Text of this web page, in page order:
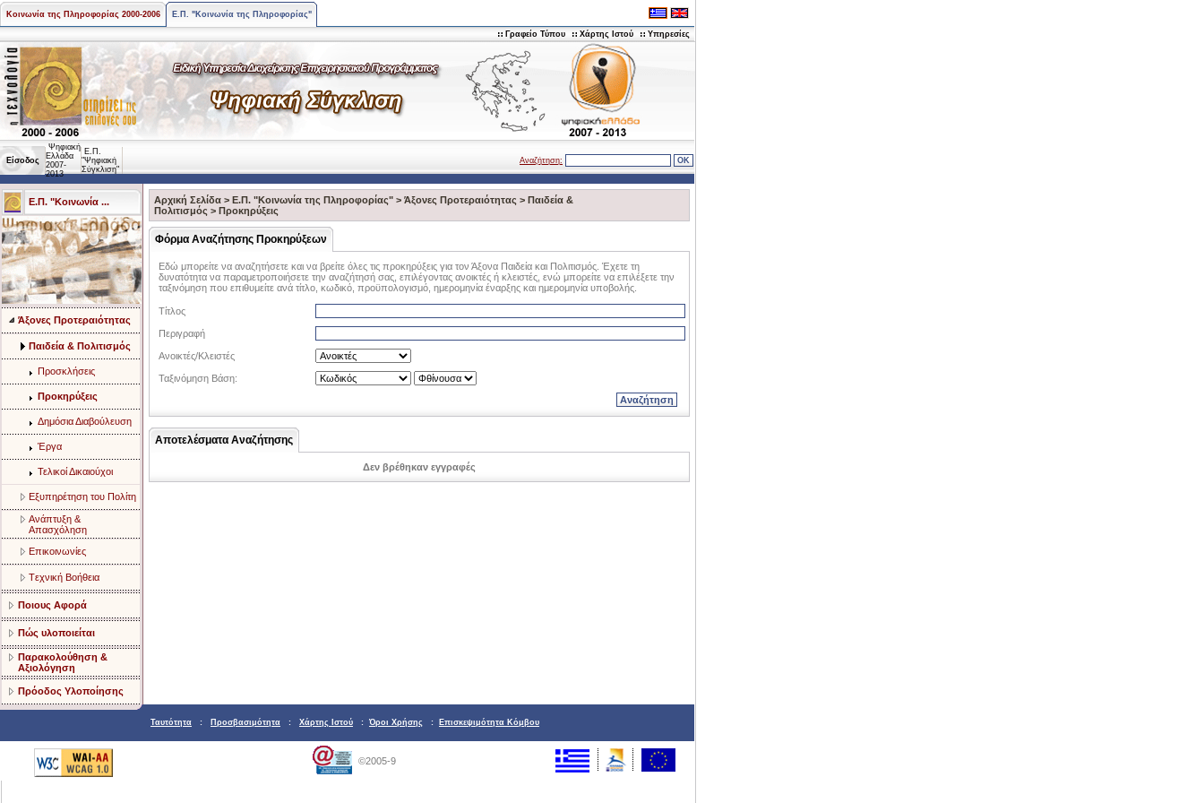
Κοινωνία της Πληροφορίας 2000-2006 Ε.Π. "Κοινωνία της Πληροφορίας"
Γραφείο Τύπου Χάρτης Ιστού Υπηρεσίες
Είσοδος
Ψηφιακή
Ελλάδα
2007-
2013
Ε.Π.
"Ψηφιακή
Σύγκλιση"
Αναζήτηση:
Ε.Π. "Κοινωνία ...
Άξονες Προτεραιότητας
Παιδεία & Πολιτισμός
Προσκλήσεις
Προκηρύξεις
Δημόσια Διαβούλευση
Έργα
Τελικοί Δικαιούχοι
Eξυπηρέτηση του Πολίτη
Aνάπτυξη &
Aπασχόληση
Eπικοινωνίες
Tεχνική Bοήθεια
Ποιους Αφορά
Πώς υλοποιείται
Παρακολούθηση &
Αξιολόγηση
Πρόοδος Υλοποίησης
Αρχική Σελίδα > Ε.Π. "Κοινωνία της Πληροφορίας" > Άξονες Προτεραιότητας > Παιδεία &
Πολιτισμός > Προκηρύξεις
Φόρμα Αναζήτησης Προκηρύξεων
Εδώ μπορείτε να αναζητήσετε και να βρείτε όλες τις προκηρύξεις για τον Άξονα Παιδεία και Πολιτισμός. Έχετε τη
δυνατότητα να παραμετροποιήσετε την αναζήτησή σας, επιλέγοντας ανοικτές ή κλειστές, ενώ μπορείτε να επιλέξετε την
ταξινόμηση που επιθυμείτε ανά τίτλο, κωδικό, προϋπολογισμό, ημερομηνία έναρξης και ημερομηνία υποβολής.
Τίτλος
Περιγραφή
Ανοικτές/Κλειστές
Ταξινόμηση Βάση:
Αποτελέσματα Αναζήτησης
Δεν βρέθηκαν εγγραφές
Ταυτότητα : Προσβασιμότητα : Χάρτης Ιστού : Όροι Χρήσης : Επισκεψιμότητα Κόμβου
©2005-9